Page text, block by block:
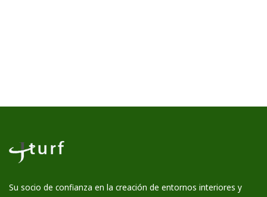
Su socio de confianza en la creación de entornos interiores y